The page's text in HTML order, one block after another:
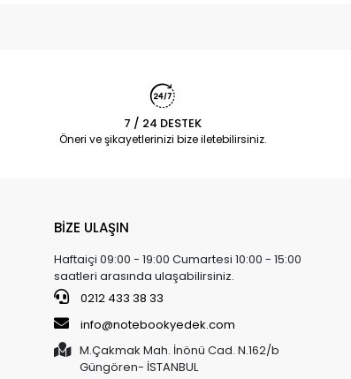
7 / 24 DESTEK
Öneri ve şikayetlerinizi bize iletebilirsiniz.
BİZE ULAŞIN
Haftaiçi 09:00 - 19:00 Cumartesi 10:00 - 15:00
saatleri arasında ulaşabilirsiniz.
0212 433 38 33
info@notebookyedek.com
M.Çakmak Mah. İnönü Cad. N.162/b
Güngören- İSTANBUL